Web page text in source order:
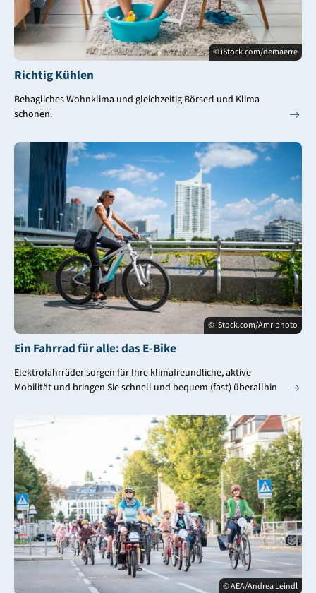
© iStock.com/demaerre
Richtig Kühlen
Behagliches Wohnklima und gleichzeitig Börserl und Klima
schonen.
© iStock.com/Amriphoto
Ein Fahrrad für alle: das E-Bike
Elektrofahrräder sorgen für Ihre klimafreundliche, aktive
Mobilität und bringen Sie schnell und bequem (fast) überallhin
© AEA/Andrea Leindl